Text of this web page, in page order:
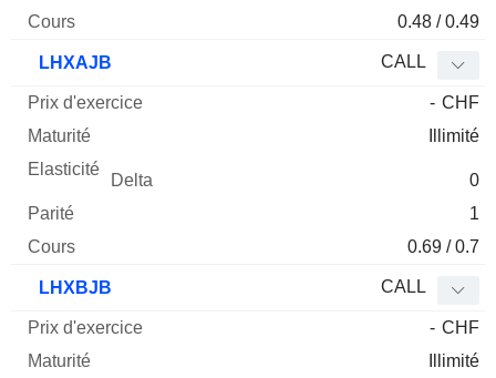
0.48 / 0.49
LHXAJB CALL
- CHF
Illimité
0
1
0.69 / 0.7
LHXBJB CALL
- CHF
Illimité